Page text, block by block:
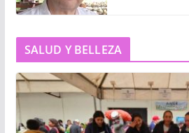
SALUD Y BELLEZA